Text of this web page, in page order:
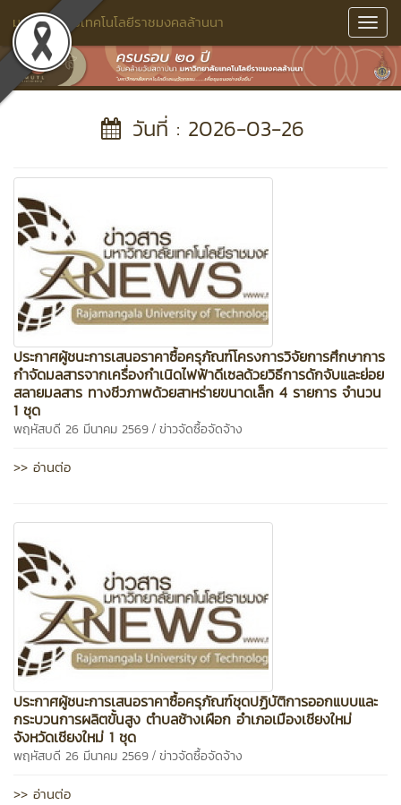
มหาวิทยาลัยเทคโนโลยีราชมงคลล้านนา
วันที่ : 2026-03-26
ประกาศผู้ชนะการเสนอราคาซื้อครุภัณฑ์โครงการวิจัยการศึกษาการ
กำจัดมลสารจากเครื่องกำเนิดไฟฟ้าดีเซลด้วยวิธีการดักจับและย่อย
สลายมลสาร ทางชีวภาพด้วยสาหร่ายขนาดเล็ก 4 รายการ จำนวน
1 ชุด
พฤหัสบดี 26 มีนาคม 2569 / ข่าวจัดซื้อจัดจ้าง
>> อ่านต่อ
ประกาศผู้ชนะการเสนอราคาซื้อครุภัณฑ์ชุดปฏิบัติการออกแบบและ
กระบวนการผลิตขั้นสูง ตำบลช้างเผือก อำเภอเมืองเชียงใหม่
จังหวัดเชียงใหม่ 1 ชุด
พฤหัสบดี 26 มีนาคม 2569 / ข่าวจัดซื้อจัดจ้าง
>> อ่านต่อ